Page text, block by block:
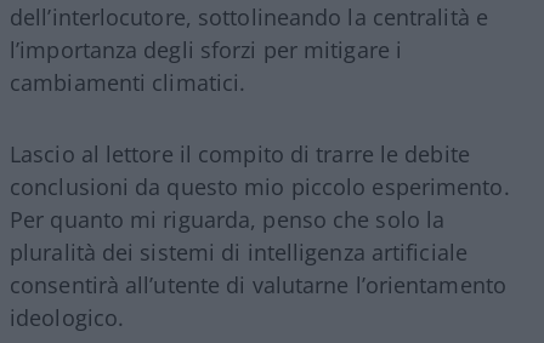
dell’interlocutore, sottolineando la centralità e
l’importanza degli sforzi per mitigare i
cambiamenti climatici.
Lascio al lettore il compito di trarre le debite
conclusioni da questo mio piccolo esperimento.
Per quanto mi riguarda, penso che solo la
pluralità dei sistemi di intelligenza artificiale
consentirà all’utente di valutarne l’orientamento
ideologico.